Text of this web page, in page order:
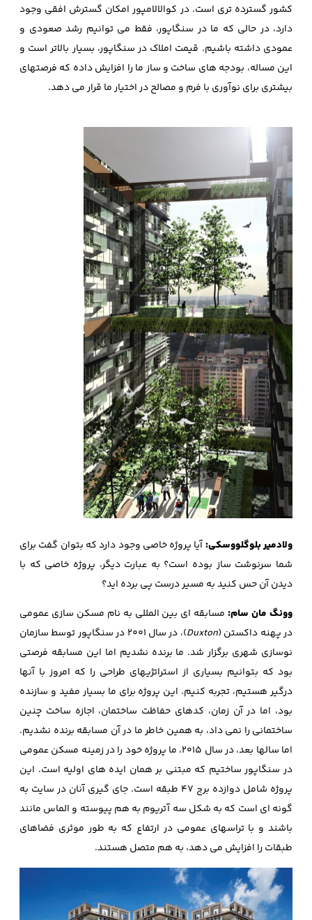
کشور گسترده تری است. در کوالالامپور امکان گسترش افقی وجود
دارد، در حالی که ما در سنگاپور، فقط می توانیم رشد صعودی و
عمودی داشته باشیم. قیمت املاک در سنگاپور، بسیار بالاتر است و
این مساله، بودجه های ساخت و ساز ما را افزایش داده که فرصتهای
بیشتری برای نوآوری با فرم و مصالح در اختیار ما قرار می دهد.
ولادمیر بلوگلووسکی:آیا پروژه خاصی وجود دارد که بتوان گفت برای
شما سرنوشت ساز بوده است؟ به عبارت دیگر، پروژه خاصی که با
دیدن آن حس کنید به مسیر درست پی برده اید؟
وونگ مان سام:مسابقه ای بین المللی به نام مسکن سازی عمومی
در پهنه داکستن (Duxton
)، در سال 2001 در سنگاپور توسط سازمان
نوسازی شهری برگزار شد. ما برنده نشدیم اما این مسابقه فرصتی
بود که بتوانیم بسیاری از استراتژیهای طراحی را که امروز با آنها
درگیر هستیم، تجربه کنیم. این پروژه برای ما بسیار مفید و سازنده
بود، اما در آن زمان، کدهای حفاظت ساختمان، اجازه ساخت چنین
ساختمانی را نمی داد، به همین خاطر ما در آن مسابقه برنده نشدیم.
اما سالها بعد، در سال 2015، ما پروژه خود را در زمینه مسکن عمومی
در سنگاپور ساختیم که مبتنی بر همان ایده های اولیه است. این
پروژه شامل دوازده برج 47 طبقه است. جای گیری آنان در سایت به
گونه ای است که به شکل سه آتریوم به هم پیوسته و الماس مانند
باشند و با تراسهای عمومی در ارتفاع که به طور موثری فضاهای
طبقات را افزایش می دهد، به هم متصل هستند.